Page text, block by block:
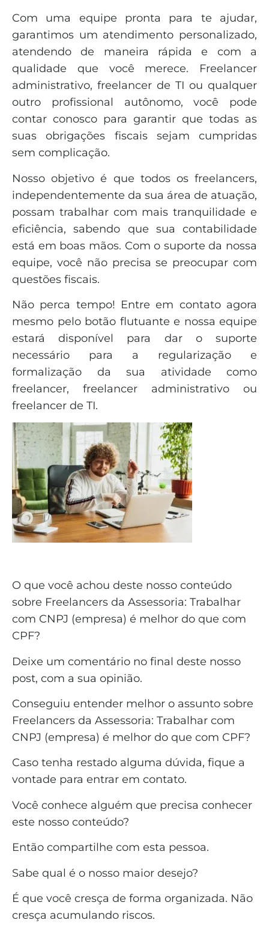
Com uma equipe pronta para te ajudar,
garantimos um atendimento personalizado,
atendendo de maneira rápida e com a
qualidade que você merece. Freelancer
administrativo, freelancer de TI ou qualquer
outro profissional autônomo, você pode
contar conosco para garantir que todas as
suas obrigações fiscais sejam cumpridas
sem complicação.
Nosso objetivo é que todos os freelancers,
independentemente da sua área de atuação,
possam trabalhar com mais tranquilidade e
eficiência, sabendo que sua contabilidade
está em boas mãos. Com o suporte da nossa
equipe, você não precisa se preocupar com
questões fiscais.
Não perca tempo! Entre em contato agora
mesmo pelo botão flutuante e nossa equipe
estará disponível para dar o suporte
necessário para a regularização e
formalização da sua atividade como
freelancer, freelancer administrativo ou
freelancer de TI.
O que você achou deste nosso conteúdo
sobre Freelancers da Assessoria: Trabalhar
com CNPJ (empresa) é melhor do que com
CPF?
Deixe um comentário no final deste nosso
post, com a sua opinião.
Conseguiu entender melhor o assunto sobre
Freelancers da Assessoria: Trabalhar com
CNPJ (empresa) é melhor do que com CPF?
Caso tenha restado alguma dúvida, fique a
vontade para entrar em contato.
Você conhece alguém que precisa conhecer
este nosso conteúdo?
Então compartilhe com esta pessoa.
Sabe qual é o nosso maior desejo?
É que você cresça de forma organizada. Não
cresça acumulando riscos.